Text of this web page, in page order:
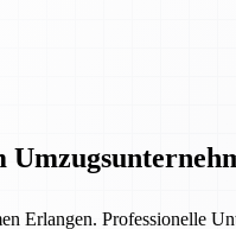
Erlangen. Professionelle